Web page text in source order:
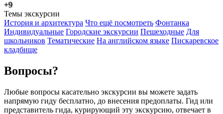
+9
Темы экскурсии
История и архитектура Что ещё посмотреть Фонтанка
Индивидуальные Городские экскурсии Пешеходные Для
школьников Тематические На английском языке Пискаревское
кладбище
Вопросы?
Любые вопросы касательно экскурсии вы можете задать
напрямую гиду бесплатно, до внесения предоплаты. Гид или
представитель гида, курирующий эту экскурсию, отвечает в